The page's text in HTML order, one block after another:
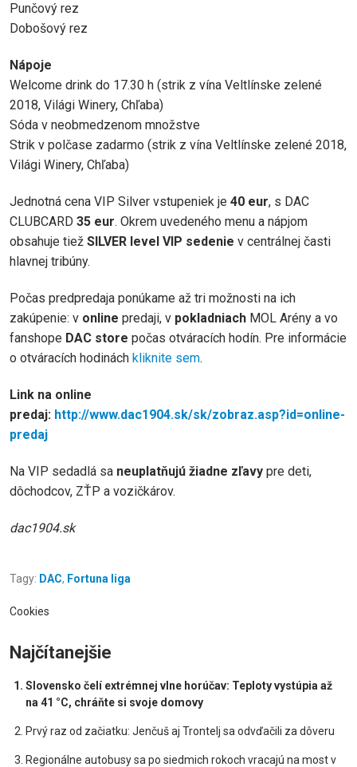
Punčový rez
Dobošový rez
Nápoje
Welcome drink do 17.30 h (strik z vína Veltlínske zelené
2018, Világi Winery, Chľaba)
Sóda v neobmedzenom množstve
Strik v polčase zadarmo (strik z vína Veltlínske zelené 2018,
Világi Winery, Chľaba)
Jednotná cena VIP Silver vstupeniek je 40 eur, s DAC
CLUBCARD 35 eur. Okrem uvedeného menu a nápjom
obsahuje tiež SILVER level VIP sedenie v centrálnej časti
hlavnej tribúny.
Počas predpredaja ponúkame až tri možnosti na ich
zakúpenie: v online predaji, v pokladniach MOL Arény a vo
fanshope DAC store počas otváracích hodín. Pre informácie
o otváracích hodinách kliknite sem.
Link na online
predaj: http://www.dac1904.sk/sk/zobraz.asp?id=online-
predaj
Na VIP sedadlá sa neuplatňujú žiadne zľavy pre deti,
dôchodcov, ZŤP a vozičkárov.
dac1904.sk
Tagy: DAC, Fortuna liga
Cookies
Najčítanejšie
Slovensko čelí extrémnej vlne horúčav: Teploty vystúpia až
na 41 °C, chráňte si svoje domovy
Prvý raz od začiatku: Jenčuš aj Trontelj sa odvďačili za dôveru
Regionálne autobusy sa po siedmich rokoch vracajú na most v